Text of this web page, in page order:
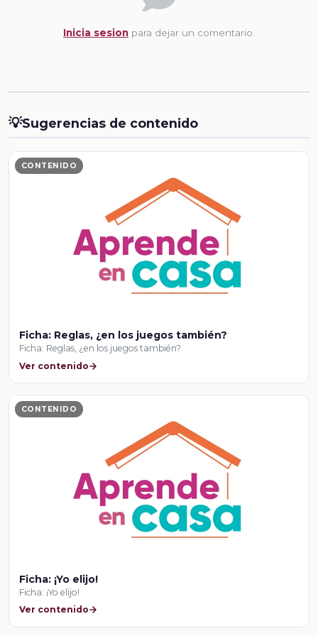
Inicia sesion para dejar un comentario.
💡Sugerencias de contenido
CONTENIDO
Ficha: Reglas, ¿en los juegos también?
Ficha: Reglas, ¿en los juegos también?
Ver contenido
CONTENIDO
Ficha: ¡Yo elijo!
Ficha: ¡Yo elijo!
Ver contenido